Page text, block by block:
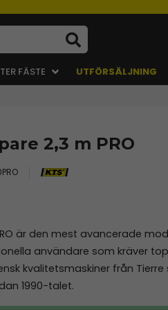
FÄSTE UTFÖRSÄLJNING
2,3 m PRO
är den mest avancerade
användare som kräver
kvalitetsmaskiner från Tierre
1990-talet.